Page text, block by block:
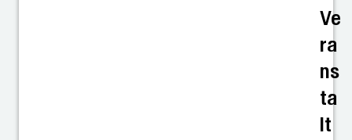
Ve
ra
ns
ta
lt